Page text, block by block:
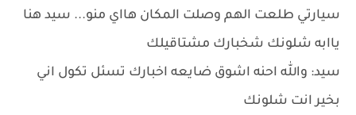
سيارتي طلعت الهم وصلت المكان هااي منو... سيد هنا
ياابه شلونك شخبارك مشتاقيلك
سيد: والله احنه اشوق ضايعه اخبارك تسئل تكول اني
بخير انت شلونك